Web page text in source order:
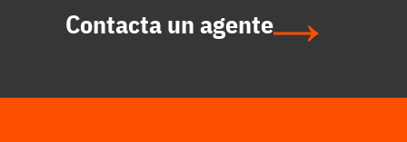
Contacta un agente